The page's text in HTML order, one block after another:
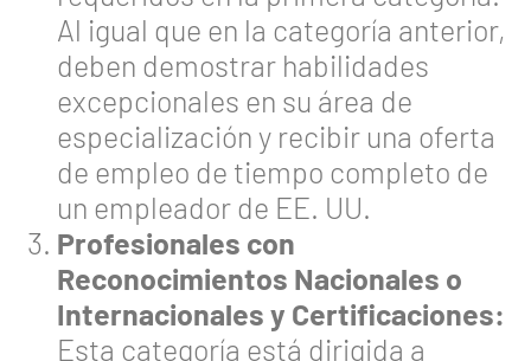
Al igual que en la categoría anterior,
deben demostrar habilidades
excepcionales en su área de
especialización y recibir una oferta
de empleo de tiempo completo de
un empleador de EE. UU.
Profesionales con
Reconocimientos Nacionales o
Internacionales y Certificaciones:
Esta categoría está dirigida a